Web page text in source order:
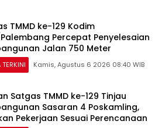
TMMD ke-129 Kodim
Percepat Penyelesaian
Jalan 750 Meter
TERKINI Kamis, Agustus 6 2026 08:40 WIB
Satgas TMMD ke-129 Tinjau
Sasaran 4 Poskamling,
Pekerjaan Sesuai Perencanaan